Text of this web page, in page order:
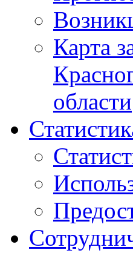
Карта
области